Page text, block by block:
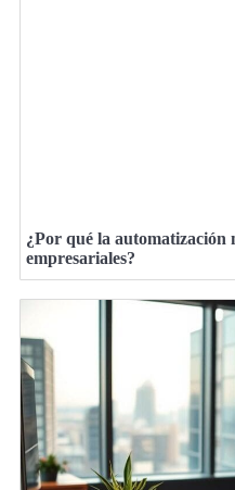
¿Por qué la automatización
empresariales?